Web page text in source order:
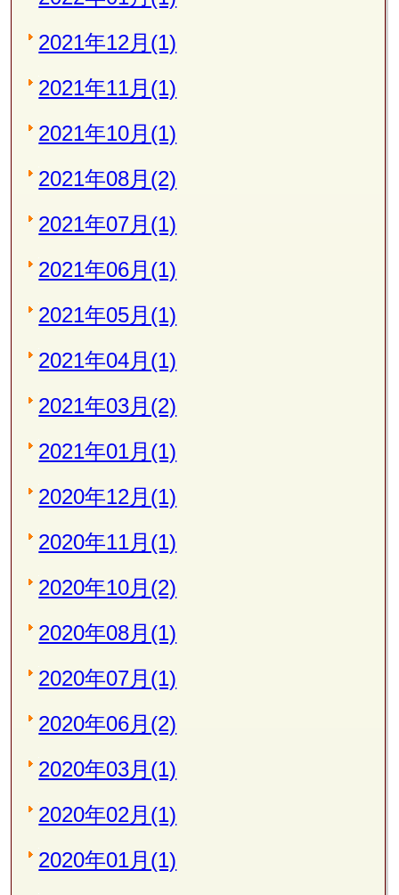
2021年12月(1)
2021年11月(1)
2021年10月(1)
2021年08月(2)
2021年07月(1)
2021年06月(1)
2021年05月(1)
2021年04月(1)
2021年03月(2)
2021年01月(1)
2020年12月(1)
2020年11月(1)
2020年10月(2)
2020年08月(1)
2020年07月(1)
2020年06月(2)
2020年03月(1)
2020年02月(1)
2020年01月(1)